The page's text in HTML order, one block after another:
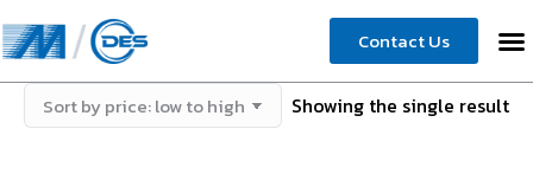
Contact Us
Showing the single result